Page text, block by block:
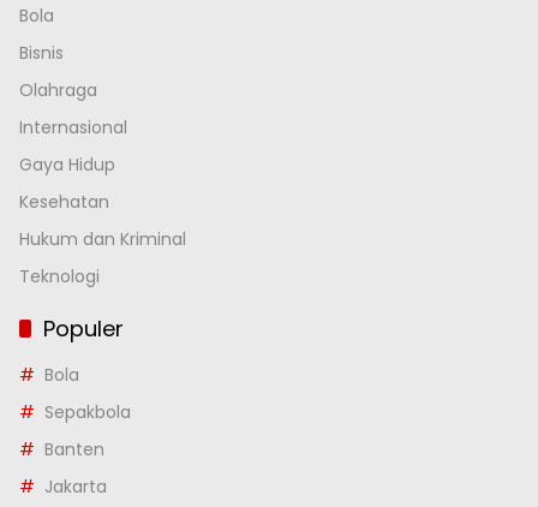
Bola
Bisnis
Olahraga
Internasional
Gaya Hidup
Kesehatan
Hukum dan Kriminal
Teknologi
Populer
Bola
Sepakbola
Banten
Jakarta